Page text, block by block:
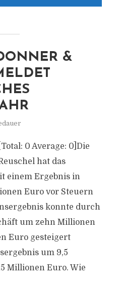
&
0 Average: 0]Die
hat das
einem Ergebnis in
Euro vor Steuern
konnte durch
um zehn Millionen
Euro gesteigert
um 9,5
Millionen Euro. Wie